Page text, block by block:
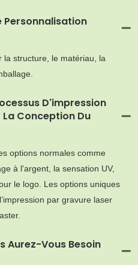
Personnalisation
la structure, le matériau, la
D'impression
Conception Du
options normales comme
à l'argent, la sensation UV,
le logo. Les options uniques
par gravure laser
Aurez-Vous Besoin